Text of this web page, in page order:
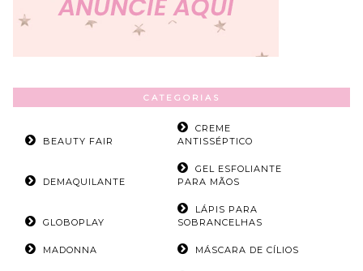
CATEGORIAS
BEAUTY FAIR
CREME
ANTISSÉPTICO
DEMAQUILANTE
GEL ESFOLIANTE
PARA MÃOS
GLOBOPLAY
LÁPIS PARA
SOBRANCELHAS
MADONNA MÁSCARA DE CÍLIOS